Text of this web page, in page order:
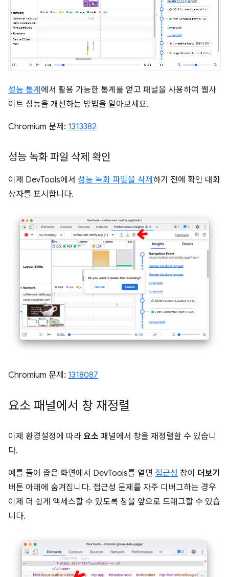
성능 통계 에서 활용 가능한 통계를 얻고 패널을 사용하여 웹사
이트 성능을 개선하는 방법을 알아보세요.
Chromium 문제: 1313382
성능 녹화 파일 삭제 확인
이제 DevTools에서 성능 녹화 파일을 삭제 하기 전에 확인 대화
상자를 표시합니다.
Chromium 문제: 1318087
요소 패널에서 창 재정렬
이제 환경설정에 따라 요소 패널에서 창을 재정렬할 수 있습니
다.
예를 들어 좁은 화면에서 DevTools를 열면 접근성 창이 더보기
버튼 아래에 숨겨집니다. 접근성 문제를 자주 디버그하는 경우
이제 더 쉽게 액세스할 수 있도록 창을 앞으로 드래그할 수 있습
니다.